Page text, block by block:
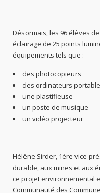
Désormais, les 96 élèves
éclairage de 25 points
équipements tels que :
des photocopieurs
des ordinateurs
une plastifieuse
un poste de musique
un vidéo projecteur
Hélène Sirder, 1ère vice-
durable, aux mines et aux
ce projet environnemental
Communauté des